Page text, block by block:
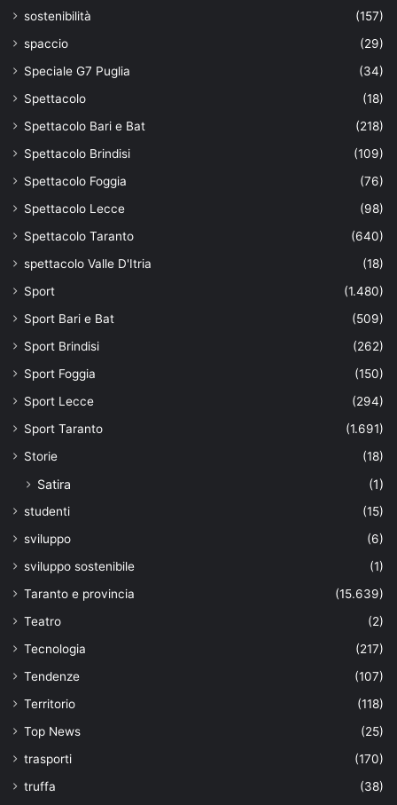
sostenibilità
(157)
spaccio
(29)
Speciale G7 Puglia
(34)
Spettacolo
(18)
Spettacolo Bari e Bat
(218)
Spettacolo Brindisi
(109)
Spettacolo Foggia
(76)
Spettacolo Lecce
(98)
Spettacolo Taranto
(640)
spettacolo Valle D'Itria
(18)
Sport
(1.480)
Sport Bari e Bat
(509)
Sport Brindisi
(262)
Sport Foggia
(150)
Sport Lecce
(294)
Sport Taranto
(1.691)
Storie
(18)
Satira (1)
studenti
(15)
sviluppo
(6)
sviluppo sostenibile
(1)
Taranto e provincia
(15.639)
Teatro
(2)
Tecnologia
(217)
Tendenze
(107)
Territorio
(118)
Top News
(25)
trasporti
(170)
truffa
(38)